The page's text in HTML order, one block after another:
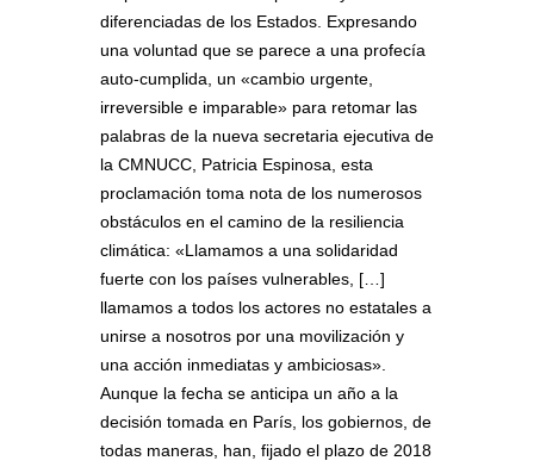
diferenciadas de los Estados. Expresando
una voluntad que se parece a una profecía
auto-cumplida, un «cambio urgente,
irreversible e imparable» para retomar las
palabras de la nueva secretaria ejecutiva de
la CMNUCC, Patricia Espinosa, esta
proclamación toma nota de los numerosos
obstáculos en el camino de la resiliencia
climática: «Llamamos a una solidaridad
fuerte con los países vulnerables, [… ]
llamamos a todos los actores no estatales a
unirse a nosotros por una movilización y
una acción inmediatas y ambiciosas».
Aunque la fecha se anticipa un año a la
decisión tomada en París, los gobiernos, de
todas maneras, han, fijado el plazo de 2018